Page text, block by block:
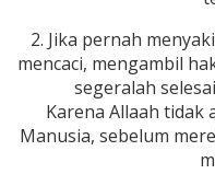
2. Jika pernah
mencaci, mengambil
segeralah
Karena Allaah tidak
Manusia, sebelum